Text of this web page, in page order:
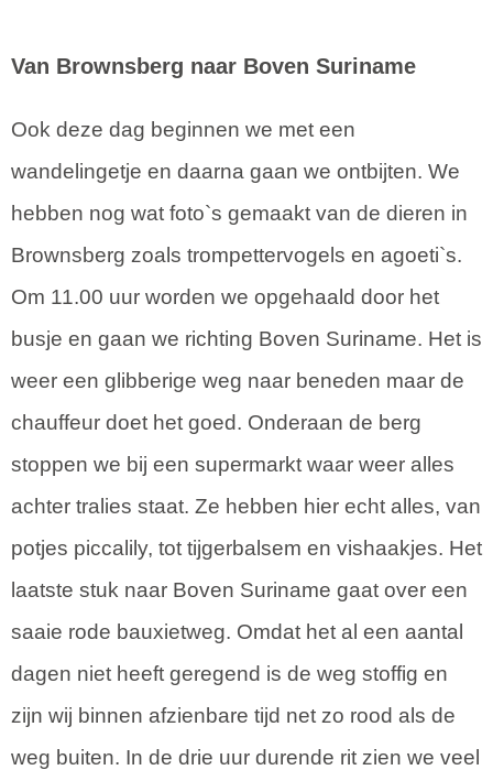
Van Brownsberg naar Boven Suriname
Ook deze dag beginnen we met een
wandelingetje en daarna gaan we ontbijten. We
hebben nog wat foto`s gemaakt van de dieren in
Brownsberg zoals trompettervogels en agoeti`s.
Om 11.00 uur worden we opgehaald door het
busje en gaan we richting Boven Suriname. Het is
weer een glibberige weg naar beneden maar de
chauffeur doet het goed. Onderaan de berg
stoppen we bij een supermarkt waar weer alles
achter tralies staat. Ze hebben hier echt alles, van
potjes piccalily, tot tijgerbalsem en vishaakjes. Het
laatste stuk naar Boven Suriname gaat over een
saaie rode bauxietweg. Omdat het al een aantal
dagen niet heeft geregend is de weg stoffig en
zijn wij binnen afzienbare tijd net zo rood als de
weg buiten. In de drie uur durende rit zien we veel